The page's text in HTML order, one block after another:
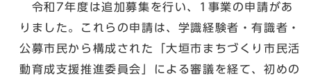
令和7年度は追加募集を行い、1事業の申請があ
りました。これらの申請は、学識経験者・有識者・
公募市民から構成された「大垣市まちづくり市民活
動育成支援推進委員会」による審議を経て、初めの